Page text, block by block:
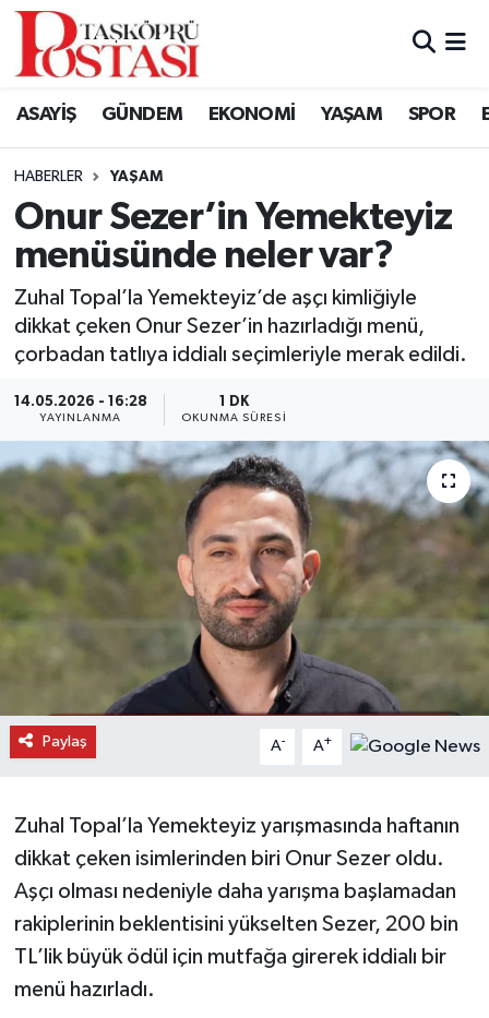
ASAYİŞ GÜNDEM EKONOMİ YAŞAM SPOR
HABERLER YAŞAM
Onur Sezer’in Yemekteyiz
menüsünde neler var?
Zuhal Topal’la Yemekteyiz’de aşçı kimliğiyle
dikkat çeken Onur Sezer’in hazırladığı menü,
çorbadan tatlıya iddialı seçimleriyle merak edildi.
14.05.2026 - 16:28
YAYINLANMA
1 DK
OKUNMA SÜRESI
Paylaş A- A+
Zuhal Topal’la Yemekteyiz yarışmasında haftanın
dikkat çeken isimlerinden biri Onur Sezer oldu.
Aşçı olması nedeniyle daha yarışma başlamadan
rakiplerinin beklentisini yükselten Sezer, 200 bin
TL’lik büyük ödül için mutfağa girerek iddialı bir
menü hazırladı.
Kastamonu Vefat Edenler
Araç Haberleri
Azdavay Haberleri
Bozkurt Haberleri
Çatalzeytin Haberleri
Cide Haberleri
Daday Haberleri
Devrekani Haberleri
Doğanyurt Haberleri
Hanönü Haberleri
İhsangazi Haberleri
Küre Haberleri
Merkez Haberleri
Pınarbaşı Haberleri